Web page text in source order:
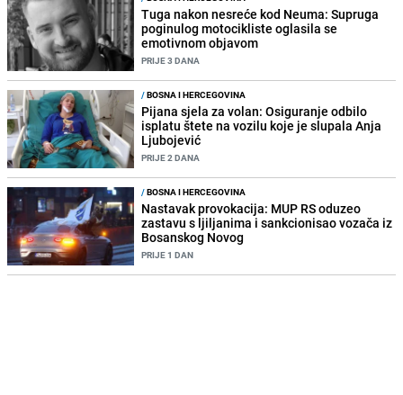
Tuga nakon nesreće kod Neuma: Supruga
poginulog motocikliste oglasila se
emotivnom objavom
PRIJE 3 DANA
/BOSNA I HERCEGOVINA
Pijana sjela za volan: Osiguranje odbilo
isplatu štete na vozilu koje je slupala Anja
Ljubojević
PRIJE 2 DANA
/BOSNA I HERCEGOVINA
Nastavak provokacija: MUP RS oduzeo
zastavu s ljiljanima i sankcionisao vozača iz
Bosanskog Novog
PRIJE 1 DAN